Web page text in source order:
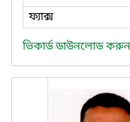
ফ্যাক্স
ভিকার্ড ডাউনলোড করুন